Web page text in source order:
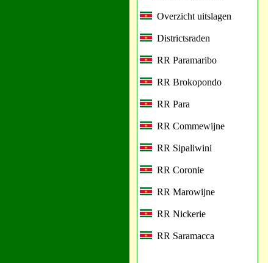
Overzicht uitslagen
Districtsraden
RR Paramaribo
RR Brokopondo
RR Para
RR Commewijne
RR Sipaliwini
RR Coronie
RR Marowijne
RR Nickerie
RR Saramacca